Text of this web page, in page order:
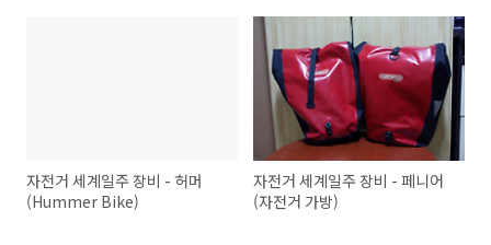
자전거 세계일주 장비 - 허머
(Hummer Bike)
자전거 세계일주 장비 - 페니어
(자전거 가방)